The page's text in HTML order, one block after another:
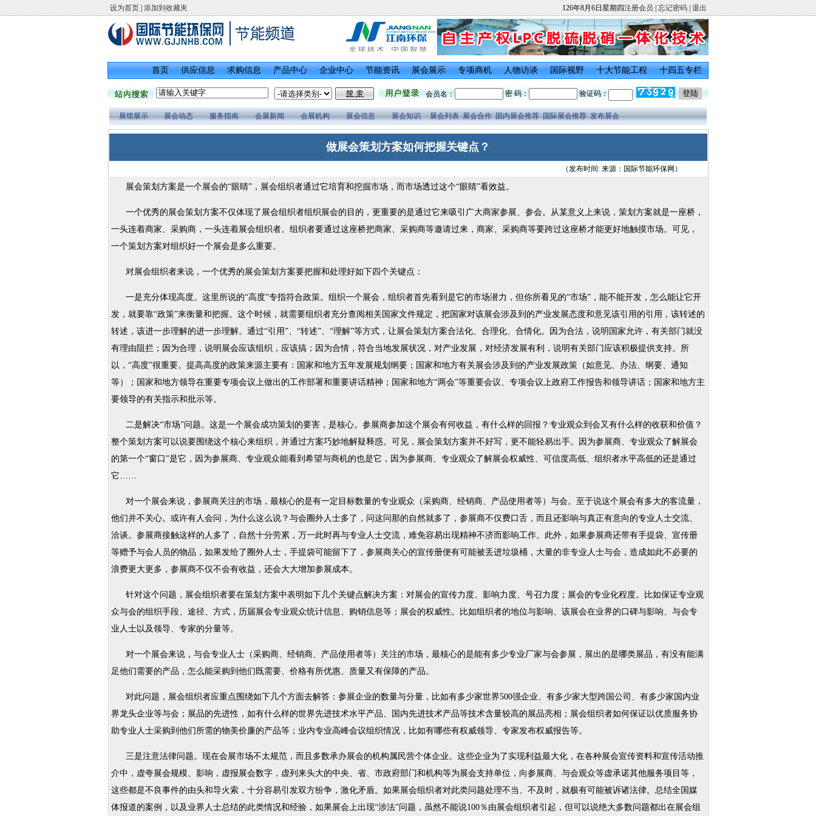
设为首页| 添加到收藏夹 126年8月6日星期四注册会员 忘记密码| 退出
首页 供应信息 求购信息 产品中心 企业中心 节能资讯 展会展示 专项商机 人物访谈 国际视野 十大节能工程 十四五专栏
会员名： 密 码： 验证码：
展馆展示 展会动态 服务指南 会展新闻 会展机构 展会信息 展会知识 展会列表 展会合作 国内展会推荐 国际展会推荐 发布展会
做展会策划方案如何把握关键点？
（发布时间: 来源：国际节能环保网）
展会策划方案是一个展会的“眼睛”，展会组织者通过它培育和挖掘市场，而市场透过这个“眼睛”看效益。
一个优秀的展会策划方案不仅体现了展会组织者组织展会的目的，更重要的是通过它来吸引广大商家参展、参会。从某意义上来说，策划方案就是一座桥，
一头连着商家、采购商，一头连着展会组织者。组织者要通过这座桥把商家、采购商等邀请过来，商家、采购商等要跨过这座桥才能更好地触摸市场。可见，
一个策划方案对组织好一个展会是多么重要。
对展会组织者来说，一个优秀的展会策划方案要把握和处理好如下四个关键点：
一是充分体现高度。这里所说的“高度”专指符合政策。组织一个展会，组织者首先看到是它的市场潜力，但你所看见的“市场”，能不能开发，怎么能让它开
发，就要靠“政策”来衡量和把握。这个时候，就需要组织者充分查阅相关国家文件规定，把国家对该展会涉及到的产业发展态度和意见该引用的引用，该转述的
转述，该进一步理解的进一步理解。通过“引用”、“转述”、“理解”等方式，让展会策划方案合法化、合理化、合情化。因为合法，说明国家允许，有关部门就没
有理由阻拦；因为合理，说明展会应该组织，应该搞；因为合情，符合当地发展状况，对产业发展，对经济发展有利，说明有关部门应该积极提供支持。所
以，“高度”很重要。提高高度的政策来源主要有：国家和地方五年发展规划纲要；国家和地方有关展会涉及到的产业发展政策（如意见、办法、纲要、通知
等）；国家和地方领导在重要专项会议上做出的工作部署和重要讲话精神；国家和地方“两会”等重要会议、专项会议上政府工作报告和领导讲话；国家和地方主
要领导的有关指示和批示等。
二是解决“市场”问题。这是一个展会成功策划的要害，是核心。参展商参加这个展会有何收益，有什么样的回报？专业观众到会又有什么样的收获和价值？
整个策划方案可以说要围绕这个核心来组织，并通过方案巧妙地解疑释惑。可见，展会策划方案并不好写，更不能轻易出手。因为参展商、专业观众了解展会
的第一个“窗口”是它，因为参展商、专业观众能看到希望与商机的也是它，因为参展商、专业观众了解展会权威性、可信度高低、组织者水平高低的还是通过
它……
对一个展会来说，参展商关注的市场，最核心的是有一定目标数量的专业观众（采购商、经销商、产品使用者等）与会。至于说这个展会有多大的客流量，
他们并不关心。或许有人会问，为什么这么说？与会圈外人士多了，问这问那的自然就多了，参展商不仅费口舌，而且还影响与真正有意向的专业人士交流、
洽谈。参展商接触这样的人多了，自然十分劳累，万一此时再与专业人士交流，难免容易出现精神不济而影响工作。此外，如果参展商还带有手提袋、宣传册
等赠予与会人员的物品，如果发给了圈外人士，手提袋可能留下了，参展商关心的宣传册便有可能被丢进垃圾桶，大量的非专业人士与会，造成如此不必要的
浪费更大更多，参展商不仅不会有收益，还会大大增加参展成本。
针对这个问题，展会组织者要在策划方案中表明如下几个关键点解决方案：对展会的宣传力度、影响力度、号召力度；展会的专业化程度。比如保证专业观
众与会的组织手段、途径、方式，历届展会专业观众统计信息、购销信息等；展会的权威性。比如组织者的地位与影响、该展会在业界的口碑与影响、与会专
业人士以及领导、专家的分量等。
对一个展会来说，与会专业人士（采购商、经销商、产品使用者等）关注的市场，最核心的是能有多少专业厂家与会参展，展出的是哪类展品，有没有能满
足他们需要的产品，怎么能采购到他们既需要、价格有所优惠、质量又有保障的产品。
对此问题，展会组织者应重点围绕如下几个方面去解答：参展企业的数量与分量，比如有多少家世界500强企业、有多少家大型跨国公司、有多少家国内业
界龙头企业等与会；展品的先进性，如有什么样的世界先进技术水平产品、国内先进技术产品等技术含量较高的展品亮相；展会组织者如何保证以优质服务协
助专业人士采购到他们所需的物美价廉的产品等；业内专业高峰会议组织情况，比如有哪些有权威领导、专家发布权威报告等。
三是注意法律问题。现在会展市场不太规范，而且多数承办展会的机构属民营个体企业。这些企业为了实现利益最大化，在各种展会宣传资料和宣传活动推
介中，虚夸展会规模、影响，虚报展会数字，虚列来头大的中央、省、市政府部门和机构等为展会支持单位，向参展商、与会观众等虚承诺其他服务项目等，
这些都是不良事件的由头和导火索，十分容易引发双方纷争，激化矛盾。如果展会组织者对此类问题处理不当、不及时，就极有可能被诉诸法律。总结全国媒
体报道的案例，以及业界人士总结的此类情况和经验，如果展会上出现“涉法”问题，虽然不能说100％由展会组织者引起，但可以说绝大多数问题都出在展会组